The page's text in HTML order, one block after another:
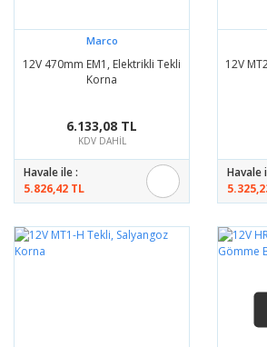
Marco
12V 470mm EM1, Elektrikli Tekli
Korna
6.133,08 TL
KDV DAHİL
Havale ile :
5.826,42 TL
12V
Havale